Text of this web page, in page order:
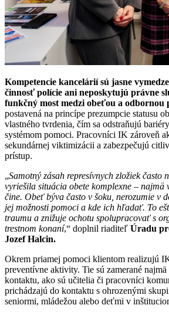
Kompetencie kancelárií sú jasne
činnosť polície ani neposkytujú právne
funkčný most medzi obeťou a odbornou
postavená na princípe prezumpcie statusu
vlastného tvrdenia, čím sa odstraňujú
systémom pomoci. Pracovníci IK zároveň
sekundárnej viktimizácii a zabezpečujú
prístup.
„Samotný zásah represívnych zložiek často
vyriešila situácia obete komplexne – najmä
čine. Obeť býva často v šoku, nerozumie v
jej možnosti pomoci a kde ich hľadať. To
traumu a znižuje ochotu spolupracovať s
trestnom konaní,“ doplnil riaditeľ Úradu
Jozef Halcin.
Okrem priamej pomoci klientom realizujú
preventívne aktivity. Tie sú zamerané
kontaktu, ako sú učitelia či pracovníci
prichádzajú do kontaktu s ohrozenými
seniormi, mládežou alebo deťmi v